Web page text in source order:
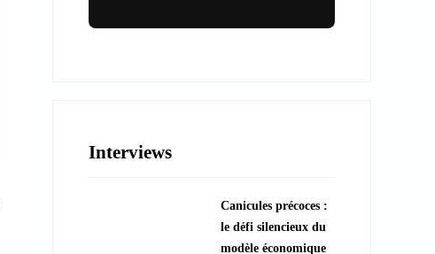
???? Explorer les animations
Interviews
Canicules précoces :
le défi silencieux du
modèle économique